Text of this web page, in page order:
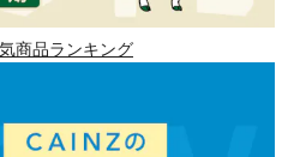
商品ランキング